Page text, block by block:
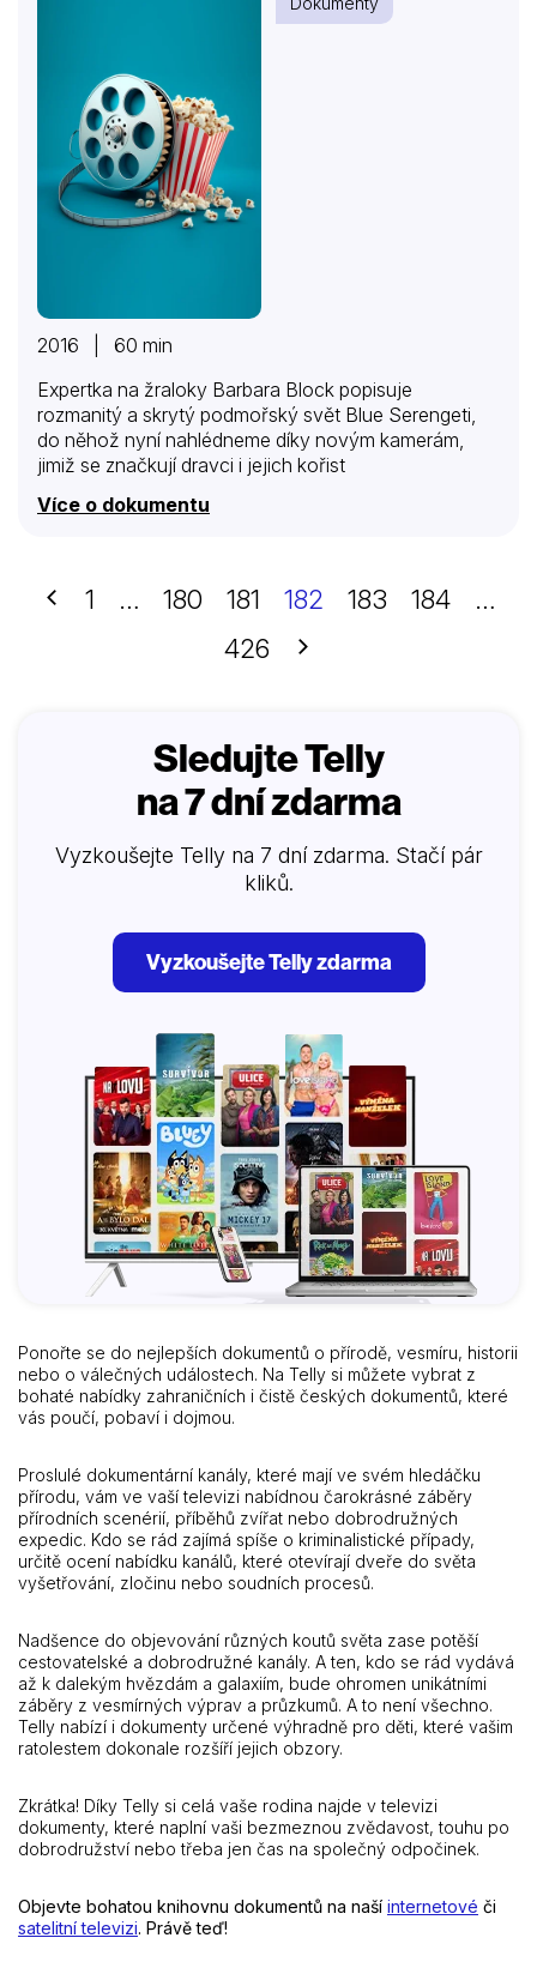
tvorby v dané oblasti v ČST i ve světě. Na povrch
2016 | 60 min
Expertka na žraloky Barbara Block popisuje
rozmanitý a skrytý podmořský svět Blue Serengeti,
do něhož nyní nahlédneme díky novým kamerám,
jimiž se značkují dravci i jejich kořist
Více o dokumentu
Předchozí
1 … 180 181 182 183 184
…
426
Další
Sledujte Telly
na 7 dní zdarma
Vyzkoušejte Telly na 7 dní zdarma. Stačí pár
kliků.
Vyzkoušejte Telly zdarma
Ponořte se do nejlepších dokumentů o přírodě, vesmíru, historii
nebo o válečných událostech. Na Telly si můžete vybrat z
bohaté nabídky zahraničních i čistě českých dokumentů, které
vás poučí, pobaví i dojmou.
Proslulé dokumentární kanály, které mají ve svém hledáčku
přírodu, vám ve vaší televizi nabídnou čarokrásné záběry
přírodních scenérií, příběhů zvířat nebo dobrodružných
expedic. Kdo se rád zajímá spíše o kriminalistické případy,
určitě ocení nabídku kanálů, které otevírají dveře do světa
vyšetřování, zločinu nebo soudních procesů.
Nadšence do objevování různých koutů světa zase potěší
cestovatelské a dobrodružné kanály. A ten, kdo se rád vydává
až k dalekým hvězdám a galaxiím, bude ohromen unikátními
záběry z vesmírných výprav a průzkumů. A to není všechno.
Telly nabízí i dokumenty určené výhradně pro děti, které vašim
ratolestem dokonale rozšíří jejich obzory.
Zkrátka! Díky Telly si celá vaše rodina najde v televizi
dokumenty, které naplní vaši bezmeznou zvědavost, touhu po
dobrodružství nebo třeba jen čas na společný odpočinek.
Objevte bohatou knihovnu dokumentů na naší internetové či
satelitní televizi. Právě teď!